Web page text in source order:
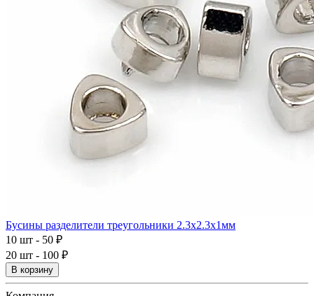
Бусины разделители треугольники 2.3x2.3x1мм
10 шт - 50 ₽
20 шт - 100 ₽
В корзину